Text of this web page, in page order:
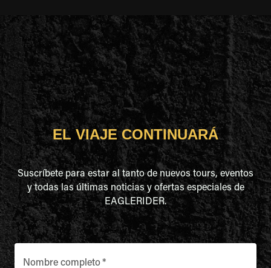
EL VIAJE CONTINUARÁ
Suscríbete para estar al tanto de nuevos tours, eventos
y todas las últimas noticias y ofertas especiales de
EAGLERIDER.
Nombre completo*